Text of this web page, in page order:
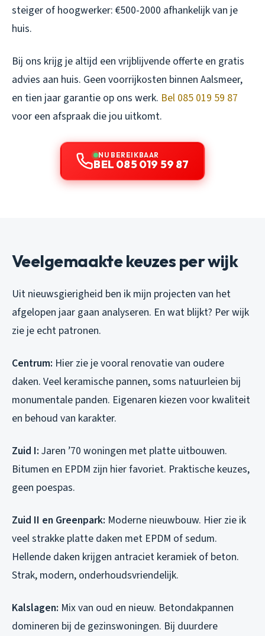
steiger of hoogwerker: €500-2000 afhankelijk van je
huis.
Bij ons krijg je altijd een vrijblijvende offerte en gratis
advies aan huis. Geen voorrijkosten binnen Aalsmeer,
en tien jaar garantie op ons werk. Bel 085 019 59 87
voor een afspraak die jou uitkomt.
NU BEREIKBAAR
BEL 085 019 59 87
Veelgemaakte keuzes per wijk
Uit nieuwsgierigheid ben ik mijn projecten van het
afgelopen jaar gaan analyseren. En wat blijkt? Per wijk
zie je echt patronen.
Centrum: Hier zie je vooral renovatie van oudere
daken. Veel keramische pannen, soms natuurleien bij
monumentale panden. Eigenaren kiezen voor kwaliteit
en behoud van karakter.
Zuid I: Jaren ’70 woningen met platte uitbouwen.
Bitumen en EPDM zijn hier favoriet. Praktische keuzes,
geen poespas.
Zuid II en Greenpark: Moderne nieuwbouw. Hier zie ik
veel strakke platte daken met EPDM of sedum.
Hellende daken krijgen antraciet keramiek of beton.
Strak, modern, onderhoudsvriendelijk.
Kalslagen: Mix van oud en nieuw. Betondakpannen
domineren bij de gezinswoningen. Bij duurdere